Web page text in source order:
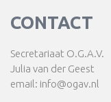
CONTACT
Secretariaat O.G.A.V.
Julia van der Geest
email: info@ogav.nl